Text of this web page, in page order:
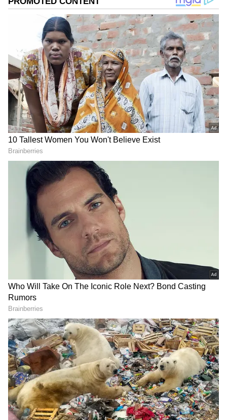
நடித்திருந்தார் காளிதாஸ்.
ஏசியாநெட் தமிழ்-ஐ உங்கள் முதன்மைத்
தேர்வாக்குங்கள்
CM Stalin at Kalidas Jayaram Reception
காளிதாஸ் ஜெயராம், மாடல் அழகியான
தாரிணி காளிங்கராயர் என்பவரை கடந்த
சில ஆண்டுகளாக காதலித்து வந்தார். இந்த
ஜோடிக்கு கடந்த ஆண்டு திருமணம்